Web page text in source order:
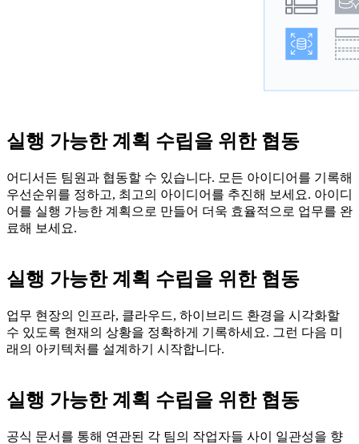
실행 가능한 계획 수립을 위한 협동
어디서든 팀원과 협동할 수 있습니다. 모든 아이디어를 기록해
우선순위를 정하고, 최고의 아이디어를 추진해 보세요. 아이디
어를 실행 가능한 계획으로 만들어 더욱 효율적으로 업무를 완
료해 보세요.
실행 가능한 계획 수립을 위한 협동
업무 현장의 인프라, 클라우드, 하이브리드 환경을 시각화할
수 있도록 현재의 상황을 정확하게 기록하세요. 그런 다음 미
래의 아키텍처를 설계하기 시작합니다.
실행 가능한 계획 수립을 위한 협동
공식 문서를 통해 연관된 각 팀의 작업자들 사이 일관성을 향